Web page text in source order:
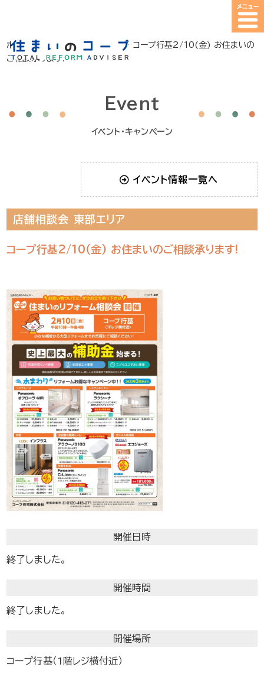
ホーム > イベント・キャンペーン>コープ行基2/10(金) お住まいの
ご相談承ります!
Event
イベント・キャンペーン
イベント情報一覧へ
店舗相談会 東部エリア
コープ行基2/10(金) お住まいのご相談承ります!
開催日時
終了しました。
開催時間
終了しました。
開催場所
コープ行基（1階レジ横付近）